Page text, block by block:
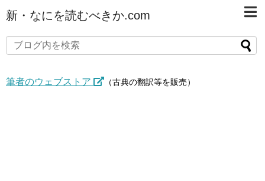
新・なにを読むべきか.com
筆者のウェブストア （古典の翻訳等を販売）